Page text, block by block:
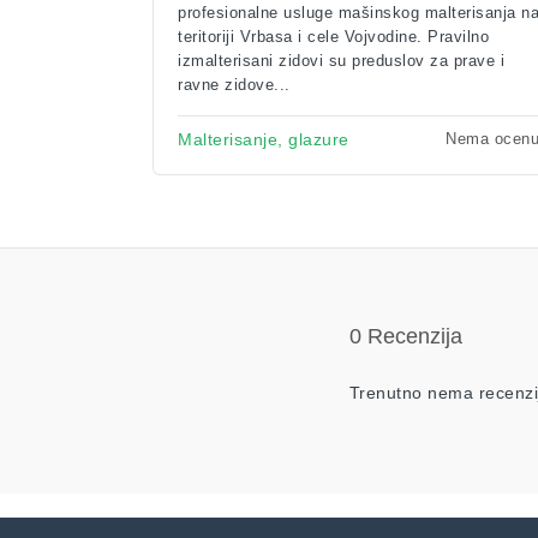
profesionalne usluge mašinskog malterisanja na
teritoriji Vrbasa i cele Vojvodine. Pravilno
izmalterisani zidovi su preduslov za prave i
ravne zidove...
Malterisanje, glazure Nema ocenu
0 Recenzija
Trenutno nema